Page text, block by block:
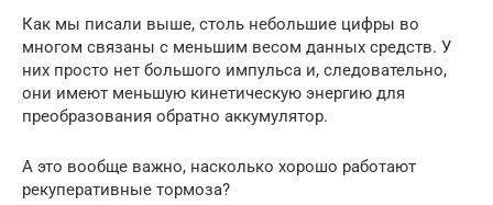
Как мы писали выше, столь небольшие цифры во
многом связаны с меньшим весом данных средств. У
них просто нет большого импульса и, следовательно,
они имеют меньшую кинетическую энергию для
преобразования обратно аккумулятор.
А это вообще важно, насколько хорошо работают
рекуперативные тормоза?